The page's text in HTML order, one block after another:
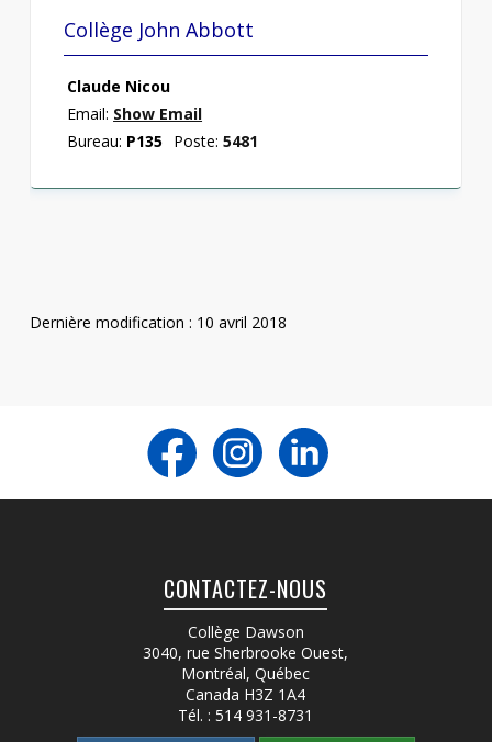
Collège John Abbott
Claude Nicou
Email: Show Email
Bureau: P135 Poste: 5481
Dernière modification : 10 avril 2018
CONTACTEZ-NOUS
Collège Dawson
3040, rue Sherbrooke Ouest,
Montréal, Québec
Canada H3Z 1A4
Tél. :514 931-8731